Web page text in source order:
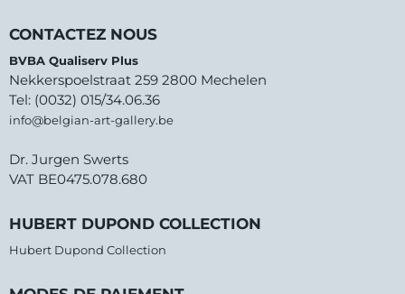
CONTACTEZ NOUS
BVBA Qualiserv Plus
Nekkerspoelstraat 259 2800 Mechelen
Tel: (0032) 015/34.06.36
info@belgian-art-gallery.be
Dr. Jurgen Swerts
VAT BE0475.078.680
HUBERT DUPOND COLLECTION
Hubert Dupond Collection